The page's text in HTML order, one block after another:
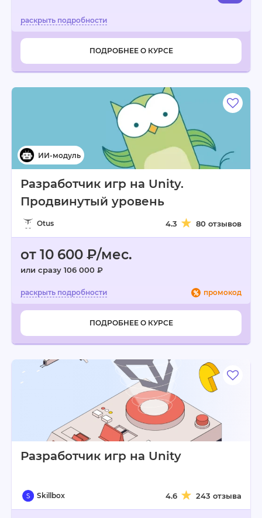
ПОДРОБНЕЕ О КУРСЕ
Разработчик игр на Unity.
Продвинутый уровень
Otus 4.3 80 отзывов
от 10 600 ₽/мес.
или сразу 106 000 ₽
промокод
ПОДРОБНЕЕ О КУРСЕ
Разработчик игр на Unity
Skillbox 4.6 243 отзыва